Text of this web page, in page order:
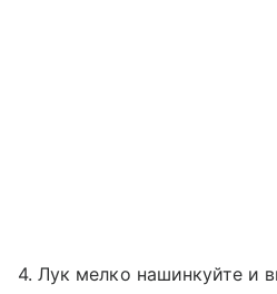
4. Лук мелко нашинкуйте и